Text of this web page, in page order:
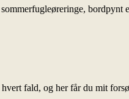
fald, og her får du mit